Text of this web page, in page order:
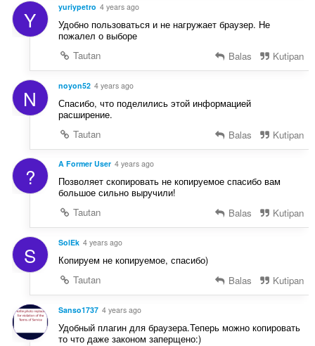
Y yuriypetro 4 years ago
Удобно пользоваться и не нагружает браузер. Не
пожалел о выборе
Tautan
Balas Kutipan
N noyon52 4 years ago
Спасибо, что поделились этой информацией
расширение.
Tautan
Balas Kutipan
? A Former User 4 years ago
Позволяет скопировать не копируемое спасибо вам
большое сильно выручили!
Tautan
Balas Kutipan
S SolEk 4 years ago
Копируем не копируемое, спасибо)
Tautan
Balas Kutipan
Sanso1737 4 years ago
Удобный плагин для браузера.Теперь можно копировать
то что даже законом заперщено:)